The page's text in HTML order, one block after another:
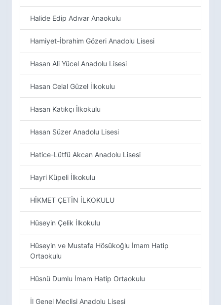
Halide Edip Adıvar Anaokulu
Hamiyet-İbrahim Gözeri Anadolu Lisesi
Hasan Ali Yücel Anadolu Lisesi
Hasan Celal Güzel İlkokulu
Hasan Katıkçı İlkokulu
Hasan Süzer Anadolu Lisesi
Hatice-Lütfü Akcan Anadolu Lisesi
Hayri Küpeli İlkokulu
HİKMET ÇETİN İLKOKULU
Hüseyin Çelik İlkokulu
Hüseyin ve Mustafa Hösükoğlu İmam Hatip
Ortaokulu
Hüsnü Dumlu İmam Hatip Ortaokulu
İl Genel Meclisi Anadolu Lisesi